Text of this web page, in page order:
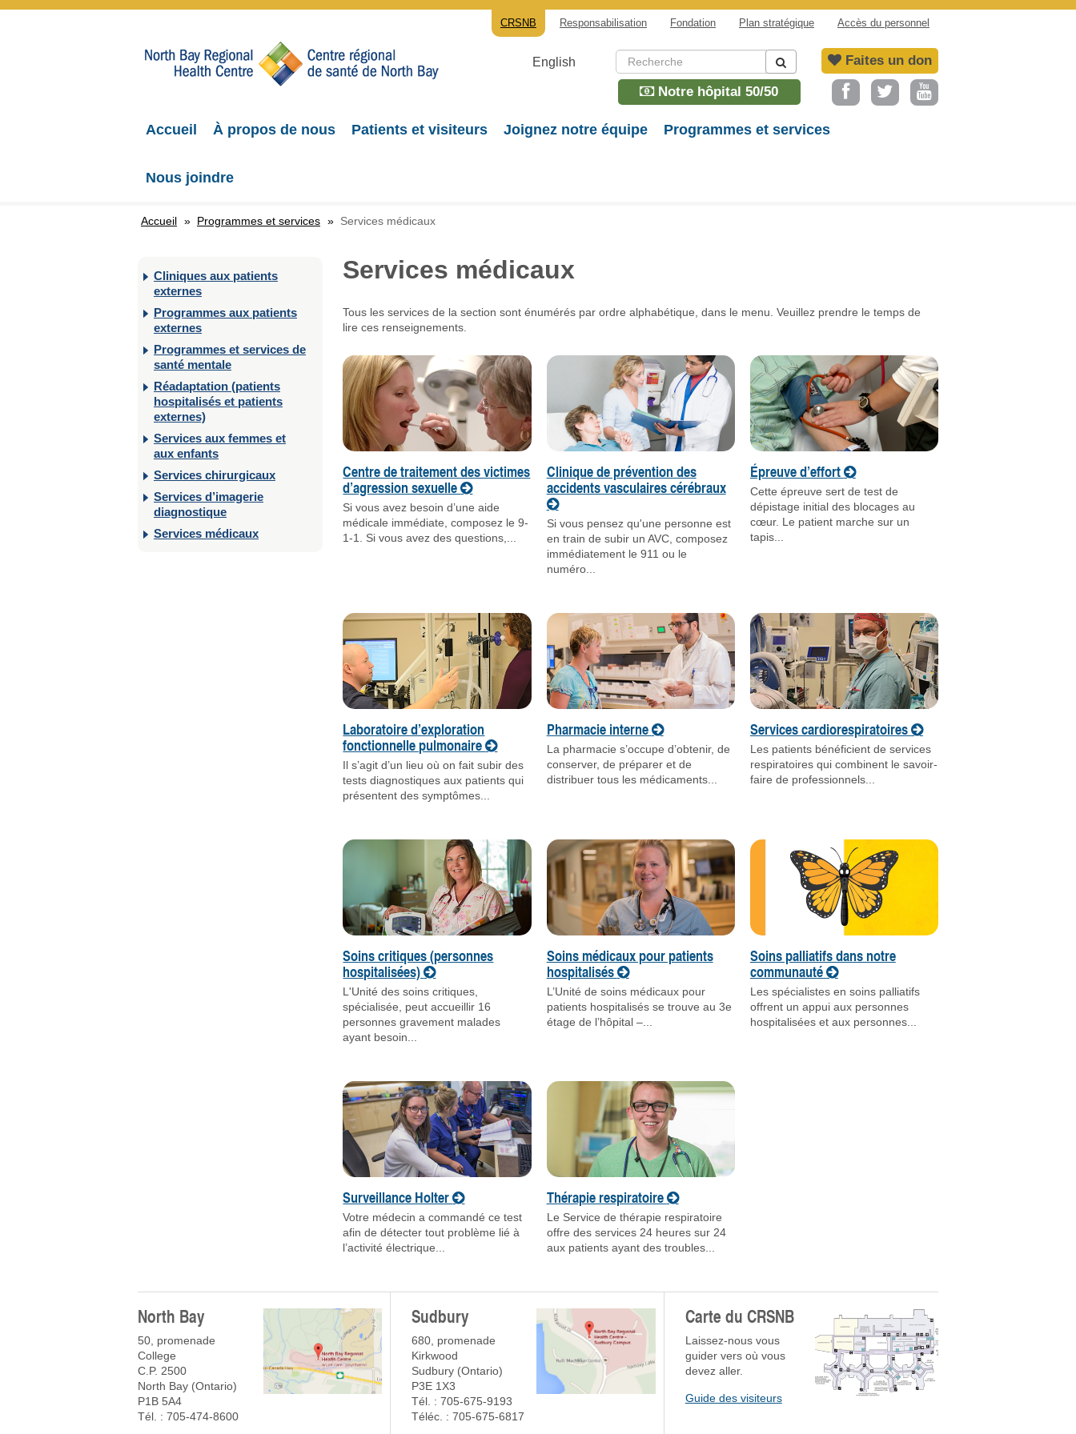
CRSNB Responsabilisation Fondation Plan stratégique Accès du personnel
English
Notre hôpital 50/50
Faites un don
Accueil À propos de nous Patients et visiteurs Joignez notre équipe Programmes et services
Nous joindre
Accueil » Programmes et services » Services médicaux
Services médicaux
Tous les services de la section sont énumérés par ordre alphabétique, dans le menu. Veuillez prendre le temps de
lire ces renseignements.
Centre de traitement des victimes
d’agression sexuelle
Si vous avez besoin d’une aide
médicale immédiate, composez le 9-
1-1. Si vous avez des questions,...
Clinique de prévention des
accidents vasculaires cérébraux
Si vous pensez qu'une personne est
en train de subir un AVC, composez
immédiatement le 911 ou le
numéro...
Épreuve d’effort
Cette épreuve sert de test de
dépistage initial des blocages au
cœur. Le patient marche sur un
tapis...
Laboratoire d’exploration
fonctionnelle pulmonaire
Il s’agit d’un lieu où on fait subir des
tests diagnostiques aux patients qui
présentent des symptômes...
Pharmacie interne
La pharmacie s’occupe d’obtenir, de
conserver, de préparer et de
distribuer tous les médicaments...
Services cardiorespiratoires
Les patients bénéficient de services
respiratoires qui combinent le savoir-
faire de professionnels...
Soins critiques (personnes
hospitalisées)
L'Unité des soins critiques,
spécialisée, peut accueillir 16
personnes gravement malades
ayant besoin...
Soins médicaux pour patients
hospitalisés
L’Unité de soins médicaux pour
patients hospitalisés se trouve au 3e
étage de l’hôpital –...
Soins palliatifs dans notre
communauté
Les spécialistes en soins palliatifs
offrent un appui aux personnes
hospitalisées et aux personnes...
Surveillance Holter
Votre médecin a commandé ce test
afin de détecter tout problème lié à
l’activité électrique...
Thérapie respiratoire
Le Service de thérapie respiratoire
offre des services 24 heures sur 24
aux patients ayant des troubles...
Cliniques aux patients
externes
Programmes aux patients
externes
Programmes et services de
santé mentale
Réadaptation (patients
hospitalisés et patients
externes)
Services aux femmes et
aux enfants
Services chirurgicaux
Services d’imagerie
diagnostique
Services médicaux
North Bay
50, promenade
College
C.P. 2500
North Bay (Ontario)
P1B 5A4
Tél. : 705-474-8600
Sudbury
680, promenade
Kirkwood
Sudbury (Ontario)
P3E 1X3
Tél. : 705-675-9193
Téléc. : 705-675-6817
Carte du CRSNB
Laissez-nous vous
guider vers où vous
devez aller.
Guide des visiteurs